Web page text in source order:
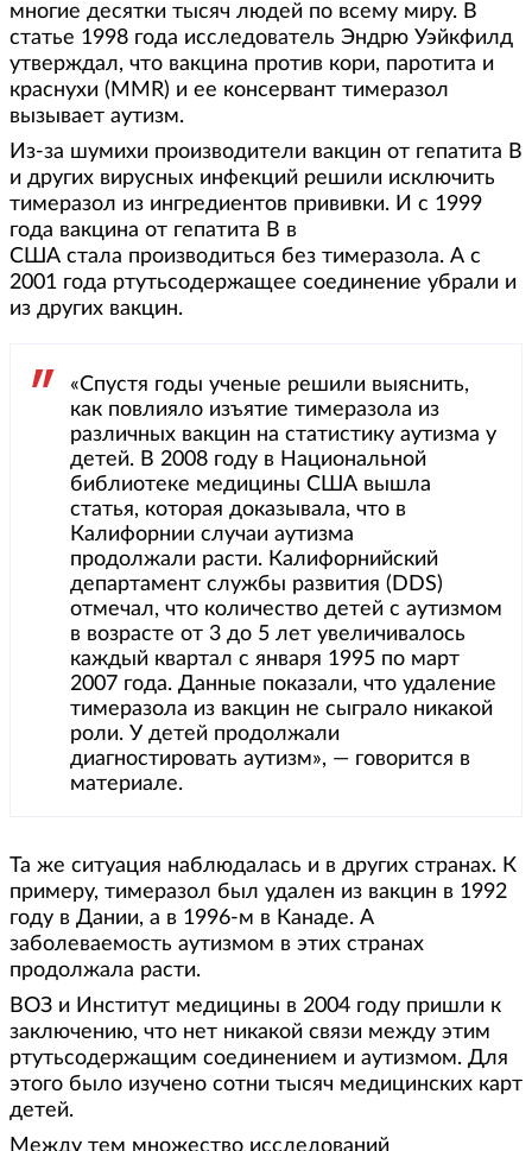
многие десятки тысяч людей по всему миру. В
статье 1998 года исследователь Эндрю Уэйкфилд
утверждал, что вакцина против кори, паротита и
краснухи (MMR) и ее консервант тимеразол
вызывает аутизм.
Из-за шумихи производители вакцин от гепатита В
и других вирусных инфекций решили исключить
тимеразол из ингредиентов прививки. И с 1999
года вакцина от гепатита В в
США стала производиться без тимеразола. А с
2001 года ртутьсодержащее соединение убрали и
из других вакцин.
«Спустя годы ученые решили выяснить,
как повлияло изъятие тимеразола из
различных вакцин на статистику аутизма у
детей. В 2008 году в Национальной
библиотеке медицины США вышла
статья, которая доказывала, что в
Калифорнии случаи аутизма
продолжали расти. Калифорнийский
департамент службы развития (DDS)
отмечал, что количество детей с аутизмом
в возрасте от 3 до 5 лет увеличивалось
каждый квартал с января 1995 по март
2007 года. Данные показали, что удаление
тимеразола из вакцин не сыграло никакой
роли. У детей продолжали
диагностировать аутизм», — говорится в
материале.
Та же ситуация наблюдалась и в других странах. К
примеру, тимеразол был удален из вакцин в 1992
году в Дании, а в 1996-м в Канаде. А
заболеваемость аутизмом в этих странах
продолжала расти.
ВОЗ и Институт медицины в 2004 году пришли к
заключению, что нет никакой связи между этим
ртутьсодержащим соединением и аутизмом. Для
этого было изучено сотни тысяч медицинских карт
детей.